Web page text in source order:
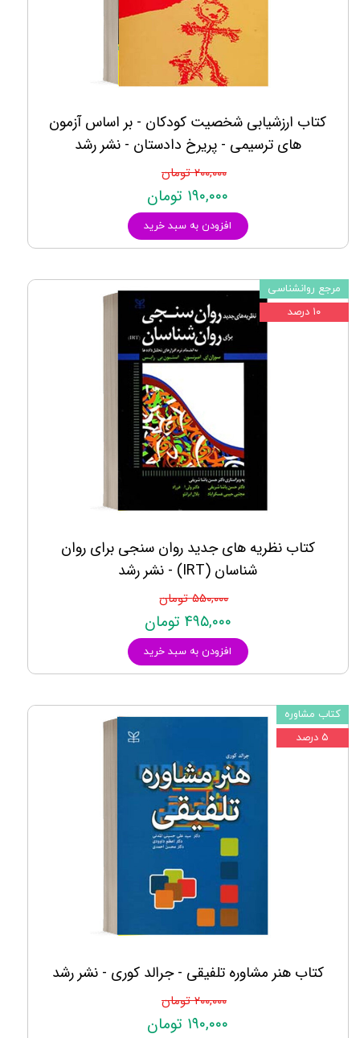
کتاب ارزشیابی شخصیت کودکان - بر اساس آزمون
های ترسیمی - پریرخ دادستان - نشر رشد
۲۰۰,۰۰۰ تومان
۱۹۰,۰۰۰ تومان
افزودن به سبد خرید
کتاب نظریه های جدید روان سنجی برای روان
شناسان (IRT) - نشر رشد
۵۵۰,۰۰۰ تومان
۴۹۵,۰۰۰ تومان
افزودن به سبد خرید
مرجع روانشناسی
۱۰ درصد
کتاب هنر مشاوره تلفیقی - جرالد کوری - نشر رشد
۲۰۰,۰۰۰ تومان
۱۹۰,۰۰۰ تومان
کتاب مشاوره
۵ درصد